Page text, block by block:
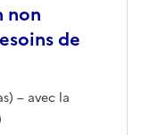
non
de
– avec la